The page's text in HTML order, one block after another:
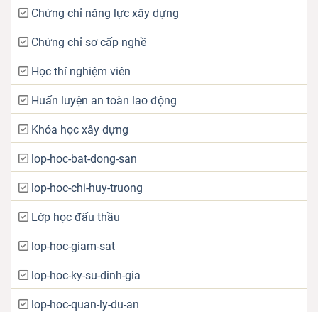
Chứng chỉ năng lực xây dựng
Chứng chỉ sơ cấp nghề
Học thí nghiệm viên
Huấn luyện an toàn lao động
Khóa học xây dựng
lop-hoc-bat-dong-san
lop-hoc-chi-huy-truong
Lớp học đấu thầu
lop-hoc-giam-sat
lop-hoc-ky-su-dinh-gia
lop-hoc-quan-ly-du-an